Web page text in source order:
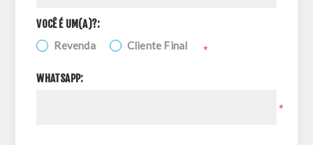
VOCÊ É UM(A)?:
Revenda Cliente Final *
WHATSAPP:
*